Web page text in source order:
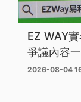
EZ WAY
爭議內容
2026-08-04